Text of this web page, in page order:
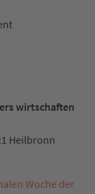
wirtschaften
Heilbronn
Woche der